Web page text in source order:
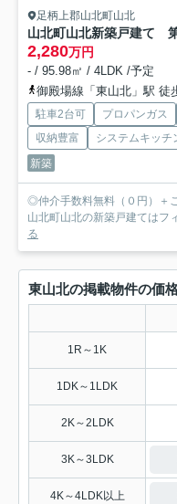
足柄上郡山北町山北
山北町山北新築戸建て
2,280万円
- / 95.98㎡ / 4LDK /予定
御殿場線「東山北」駅 徒
駐車2台可 プロパンガス
収納豊富
システムキッチ
新築
◎仲介手数料無料（０円）＋
山北町山北の新築戸建てはフ
る
東山北の掲載物件の価
1R～1K
1DK～1LDK
2K～2LDK
3K～3LDK
4K～4LDK以上